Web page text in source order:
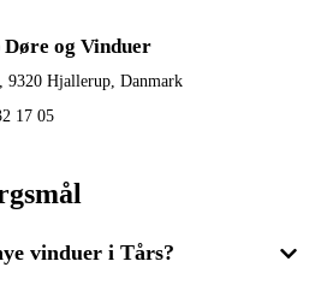
og Vinduer
9320 Hjallerup, Danmark
17 05
vinduer i Tårs?